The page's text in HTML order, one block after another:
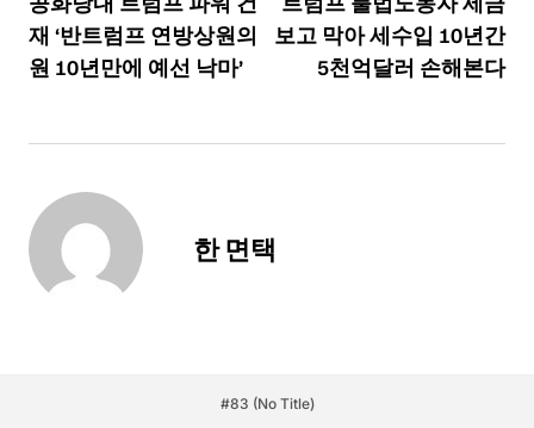
재 ‘반트럼프 연방상원의
원 10년만에 예선 낙마’
보고 막아 세수입 10년간
5천억달러 손해본다
한 면택
#83 (no Title)